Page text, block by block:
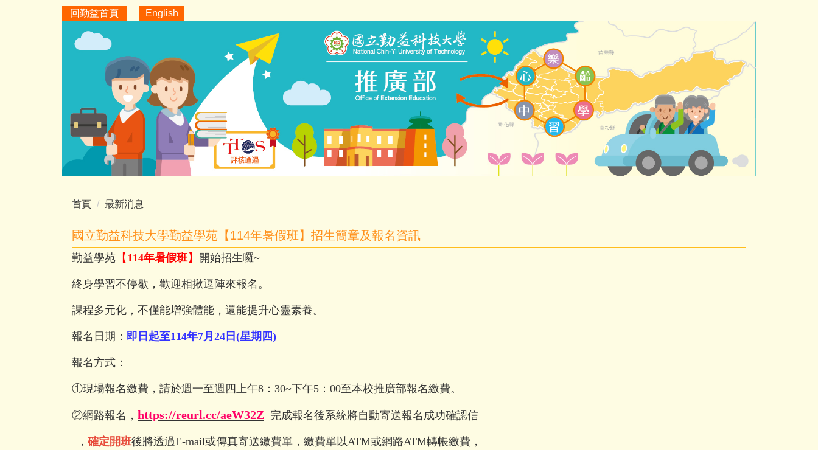
回勤益首頁 English
首頁 最新消息
國立勤益科技大學勤益學苑【114年暑假班】招生簡章及報名資訊
勤益學苑 【 114年暑假班】 開始招生囉~
終身學習不停歇，歡迎相揪逗陣來報名。
課程多元化，不僅能增強體能，還能提升心靈素養。
報名日期： 即日起至114年7月24 日 (星期四)
報名方式：
①現場報名繳費，請於週一至週四上午8 ： 30~下午5 ： 00至本校推廣部報名繳費。
②網路報名， https://reurl.cc/aeW32Z 完成報名後系統將自動寄送報名成功確認信
， 確定開班後將透過E-mail或傳真寄送繳費單，繳費單以ATM或網路ATM轉帳繳費，